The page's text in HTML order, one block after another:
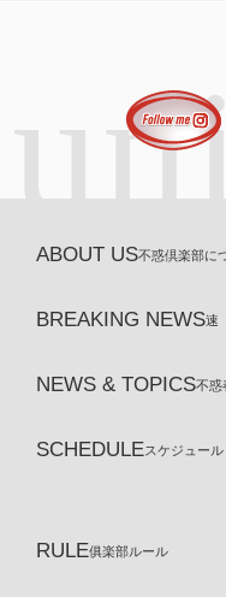
ABOUT US不惑倶楽部に
BREAKING NEWS速
NEWS & TOPICS不惑
SCHEDULEスケジュール
RULE俱楽部ルール